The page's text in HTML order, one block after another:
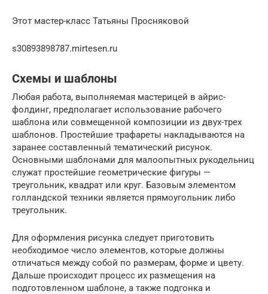
Этот мастер-класс Татьяны Просняковой
s30893898787.mirtesen.ru
Схемы и шаблоны
Любая работа, выполняемая мастерицей в айрис-
фолдинг, предполагает использование рабочего
шаблона или совмещенной композиции из двух-трех
шаблонов. Простейшие трафареты накладываются на
заранее составленный тематический рисунок.
Основными шаблонами для малоопытных рукодельниц
служат простейшие геометрические фигуры —
треугольник, квадрат или круг. Базовым элементом
голландской техники является прямоугольник либо
треугольник.
Для оформления рисунка следует приготовить
необходимое число элементов, которые должны
отличаться между собой по размерам, форме и цвету.
Дальше происходит процесс их размещения на
подготовленном шаблоне, а также подгонка и